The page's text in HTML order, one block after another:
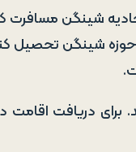
شینگن مسافرت
حوزه شینگن تحصیل
برای دریافت